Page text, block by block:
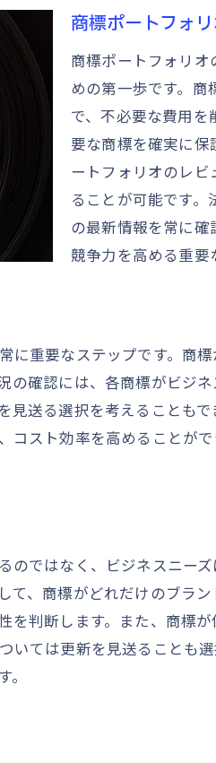
標更新費用の最小化を図るた
デジタルツールを活用した商標
契約内容の見直しで商標更新コ
他社の成功事例から学ぶ商標更
商標管理システム導入のメリッ
費用対効果を高める商標更新戦
理で費用削減を実現するため
商標管理プロセスの定期的な見
標更新スケジュールの最適化
標更新費用の予算管理のポイ
スク管理を通じた費用の最小
な商標更新でビジネスの競争
標更新がビジネスにもたらす
標ポートフォリオの多様化に
商標権の国際展開による市場拡
状況の把握で無駄な費用を
標使用状況の定期的なモニタ
商標ポートフォ
商標ポートフォリ
めの第一歩です。
で、不必要な費用
要な商標を確実に
ートフォリオのレ
ることが可能です
の最新情報を常に
競争力を高める重要
重要なステップです。商
の確認には、各商標がビジ
見送る選択を考えることも
スト効率を高めることが
ではなく、ビジネスニー
、商標がどれだけのブラ
を判断します。また、商標
いては更新を見送ることも